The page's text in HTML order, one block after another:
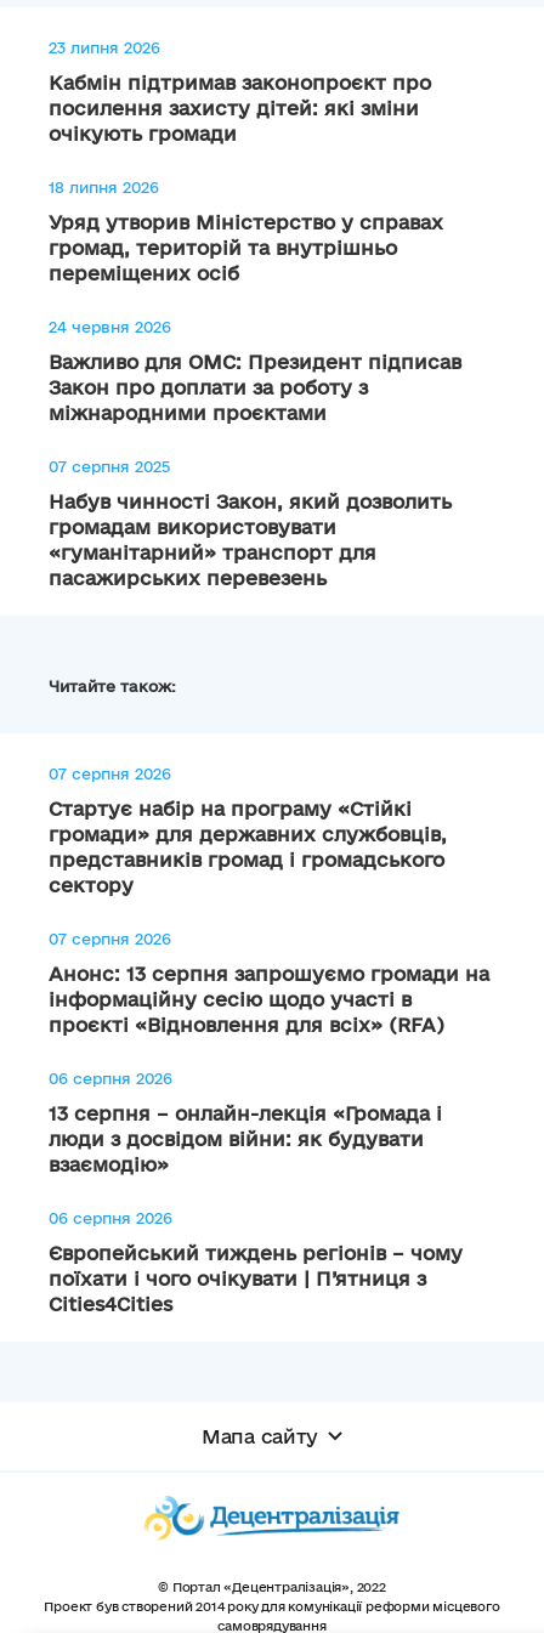
23 липня 2026
Кабмін підтримав законопроєкт про
посилення захисту дітей: які зміни
очікують громади
18 липня 2026
Уряд утворив Міністерство у справах
громад, територій та внутрішньо
переміщених осіб
24 червня 2026
Важливо для ОМС: Президент підписав
Закон про доплати за роботу з
міжнародними проєктами
07 серпня 2025
Набув чинності Закон, який дозволить
громадам використовувати
«гуманітарний» транспорт для
пасажирських перевезень
Читайте також:
07 серпня 2026
Стартує набір на програму «Стійкі
громади» для державних службовців,
представників громад і громадського
сектору
07 серпня 2026
Анонс: 13 серпня запрошуємо громади на
інформаційну сесію щодо участі в
проєкті «Відновлення для всіх» (RFA)
06 серпня 2026
13 серпня – онлайн-лекція «Громада і
люди з досвідом війни: як будувати
взаємодію»
06 серпня 2026
Європейський тиждень регіонів – чому
поїхати і чого очікувати | П’ятниця з
Cities4Cities
Мапа сайту
© Портал «Децентралізація», 2022
Проект був створений 2014 року для комунікації реформи місцевого
самоврядування